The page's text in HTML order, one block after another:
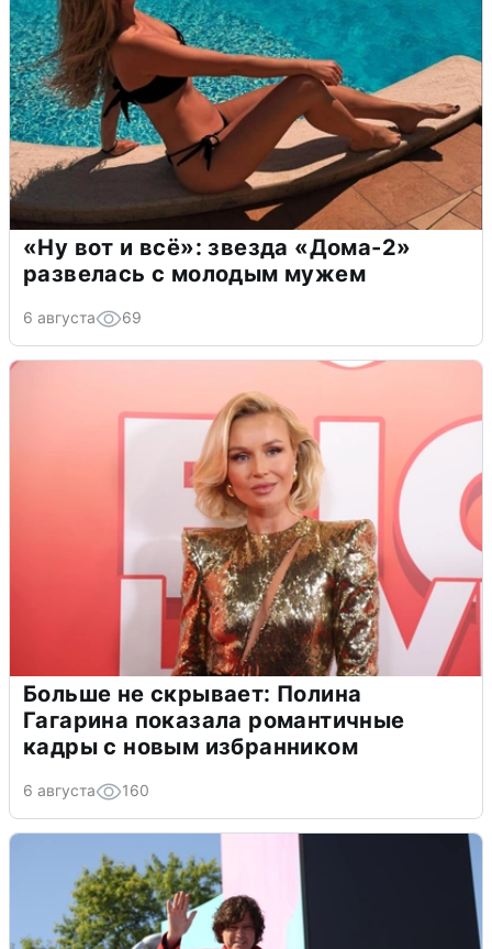
«Ну вот и всё»: звезда «Дома-2»
развелась с молодым мужем
6 августа 69
Больше не скрывает: Полина
Гагарина показала романтичные
кадры с новым избранником
6 августа 160